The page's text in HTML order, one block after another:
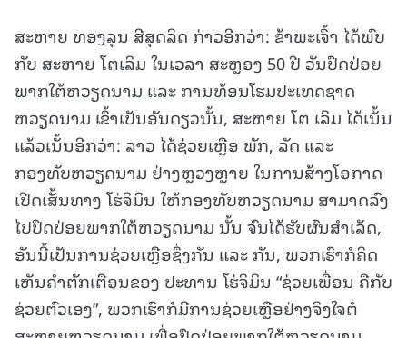
ສະຫາຍ ທອງລຸນ ສີສຸດລິດ ກ່າວອີກວ່າ: ຂ້າພະເຈົ້າ ໄດ້ພົບ
ກັບ ສະຫາຍ ໂຕເລິມ ໃນເວລາ ສະຫຼອງ 50 ປີ ວັນປົດປ່ອຍ
ພາກໃຕ້ຫວຽດນາມ ແລະ ການທ້ອນໂຮມປະເທດຊາດ
ຫວຽດນາມ ເຂົ້າເປັນອັນດຽວນັ້ນ, ສະຫາຍ ໂຕ ເລິມ ໄດ້ເນັ້ນ
ແລ້ວເນັ້ນອີກວ່າ: ລາວ ໄດ້ຊ່ວຍເຫຼືອ ພັກ, ລັດ ແລະ
ກອງທັບຫວຽດນາມ ຢ່າງຫຼວງຫຼາຍ ໃນການສ້າງໂອກາດ
ເປີດເສັ້ນທາງ ໂຮ່ຈິມິນ ໃຫ້ກອງທັບຫວຽດນາມ ສາມາດລົງ
ໄປປົດປ່ອຍພາກໃຕ້ຫວຽດນາມ ນັ້ນ ຈົນໄດ້ຮັບຜົນສໍາເລັດ,
ອັນນີ້ເປັນການຊ່ວຍເຫຼືອຊຶ່ງກັນ ແລະ ກັນ, ພວກເຮົາກໍຄິດ
ເຫັນຄໍາຕັກເຕືອນຂອງ ປະທານ ໂຮ່ຈິມິນ “ຊ່ວຍເພື່ອນ ຄືກັບ
ຊ່ວຍຕົວເອງ”, ພວກເຮົາກໍມີການຊ່ວຍເຫຼືອຢ່າງຈິງໃຈຕໍ່